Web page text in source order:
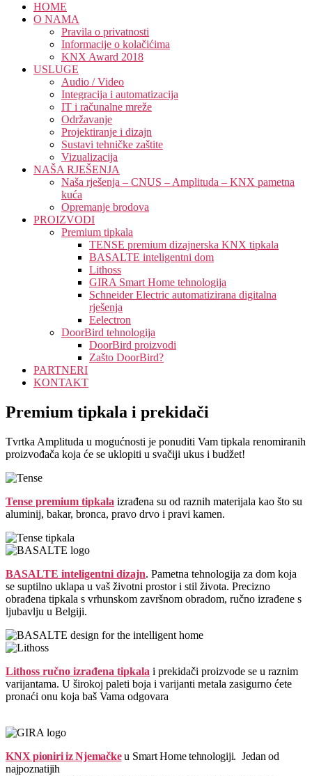
HOME
O NAMA
Pravila o privatnosti
Informacije o kolačićima
KNX Award 2018
USLUGE
Audio / Video
Integracija i automatizacija
IT i računalne mreže
Održavanje
Projektiranje i dizajn
Sustavi tehničke zaštite
Vizualizacija
NAŠA RJEŠENJA
Naša rješenja – CNUS – Amplituda – KNX pametna
kuća
Opremanje brodova
PROIZVODI
Premium tipkala
TENSE premium dizajnerska KNX tipkala
BASALTE inteligentni dom
Lithoss
GIRA Smart Home tehnologija
Schneider Electric automatizirana digitalna
rješenja
Eelectron
DoorBird tehnologija
DoorBird proizvodi
Zašto DoorBird?
PARTNERI
KONTAKT
Premium tipkala i prekidači
Tvrtka Amplituda u mogućnosti je ponuditi Vam tipkala renomiranih
proizvođača koja će se uklopiti u svačiji ukus i budžet!
Tense premium tipkala izrađena su od raznih materijala kao što su
aluminij, bakar, bronca, pravo drvo i pravi kamen.
BASALTE inteligentni dizajn. Pametna tehnologija za dom koja
se suptilno uklapa u vaš životni prostor i stil života. Precizno
obrađena tipkala s vrhunskom završnom obradom, ručno izrađene s
ljubavlju u Belgiji.
Lithoss ručno izrađena tipkala i prekidači proizvode se u raznim
varijantama. U širokoj paleti boja i varijanti metala zasigurno ćete
pronaći onu koja baš Vama odgovara
KNX pioniri iz Njemačkeu Smart Home tehnologiji. Jedan od
najpoznatijih